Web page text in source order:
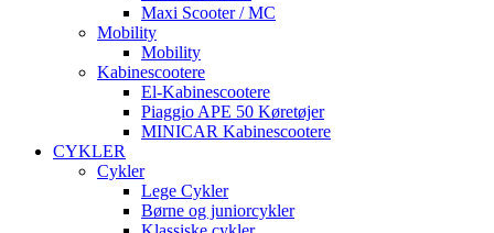
Maxi Scooter / MC
Mobility
Mobility
Kabinescootere
El-Kabinescootere
Piaggio APE 50 Køretøjer
MINICAR Kabinescootere
CYKLER
Cykler
Lege Cykler
Børne og juniorcykler